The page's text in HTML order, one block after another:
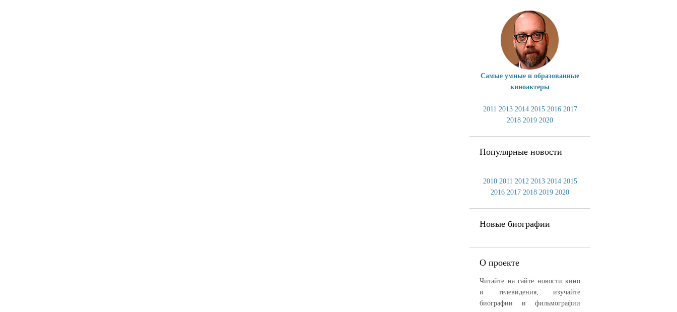
Самые умные и образованные
киноактеры
2011 2013 2014 2015 2016 2017
2018 2019 2020
Популярные новости
2010 2011 2012 2013 2014 2015
2016 2017 2018 2019 2020
Новые биографии
О проекте
Читайте на сайте новости кино
и телевидения, изучайте
биографии и фильмографии